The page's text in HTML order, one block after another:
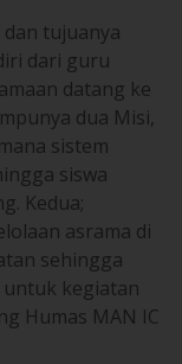
datang ke
dua Misi,
sistem
siswa
Kedua;
asrama di
sehingga
untuk kegiatan
Humas MAN IC